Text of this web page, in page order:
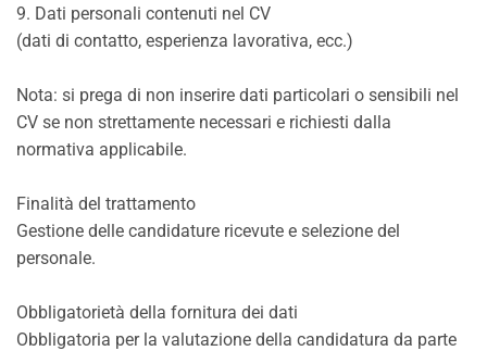
9. Dati personali contenuti nel CV
(dati di contatto, esperienza lavorativa, ecc.)
Nota: si prega di non inserire dati particolari o sensibili nel
CV se non strettamente necessari e richiesti dalla
normativa applicabile.
Finalità del trattamento
Gestione delle candidature ricevute e selezione del
personale.
Obbligatorietà della fornitura dei dati
Obbligatoria per la valutazione della candidatura da parte